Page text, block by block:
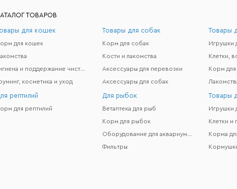
ТОВАРОВ
для кошек
для кошек
Гигиена и поддержание чистоты
косметика и уход
Товары для собак
Корм для собак
Кости и лакомства
Аксессуары для перевозки
Аксессуары для собак
Товары
Игрушки
Корм для
рептилий
для рептилий
Для рыбок
Ветаптека для рыб
Корм для рыбок
Оборудование для аквариумов
Фильтры
Товары
Клетки и
Корма